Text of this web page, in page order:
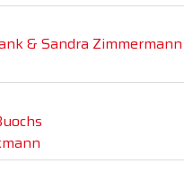
& Sandra Zimmermann